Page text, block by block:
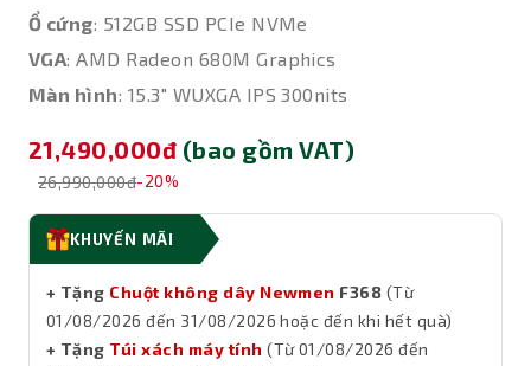
Ổ cứng: 512GB SSD PCIe NVMe
VGA: AMD Radeon 680M Graphics
Màn hình: 15.3" WUXGA IPS 300nits
21,490,000đ (bao gồm VAT)
26,990,000đ-20%
KHUYẾN MÃI
+ Tặng Chuột không dây Newmen F368 (Từ
01/08/2026 đến 31/08/2026 hoặc đến khi hết quà)
+ Tặng Túi xách máy tính (Từ 01/08/2026 đến